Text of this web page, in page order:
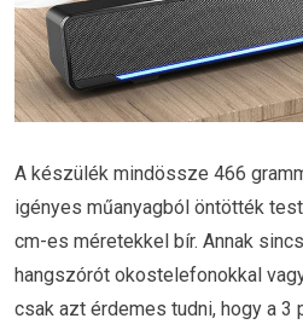
A készülék mindössze 466
igényes műanyagból öntötték
cm-es méretekkel bír. Annak
hangszórót okostelefonokkal
csak azt érdemes tudni, hogy a 3